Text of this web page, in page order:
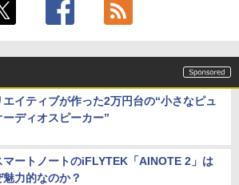
エイティブが作った2万円台の“小さなピュ
ーディオスピーカー”
マートノートのiFLYTEK「AINOTE 2」は
魅力的なのか？